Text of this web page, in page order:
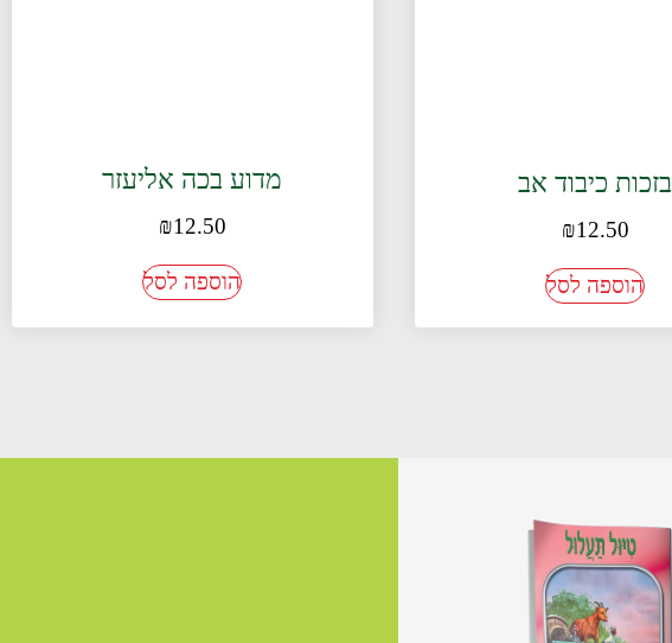
בזכות כיבוד אב
₪12.50
הוספה לסל
מדוע בכה אליעזר
₪12.50
הוספה לסל
לחץ כאן